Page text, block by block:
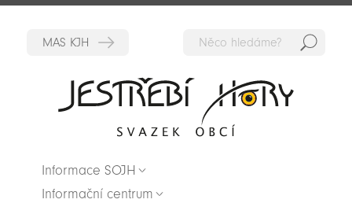
Informace SOJH
Informační centrum